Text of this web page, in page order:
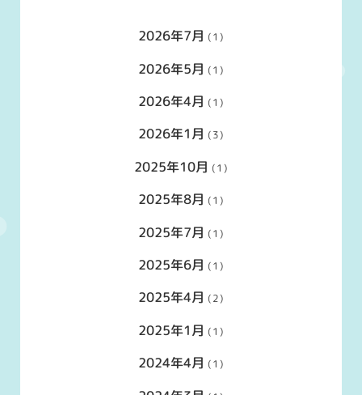
2026年7月 (1)
2026年5月 (1)
2026年4月 (1)
2026年1月 (3)
2025年10月 (1)
2025年8月 (1)
2025年7月 (1)
2025年6月 (1)
2025年4月 (2)
2025年1月 (1)
2024年4月 (1)